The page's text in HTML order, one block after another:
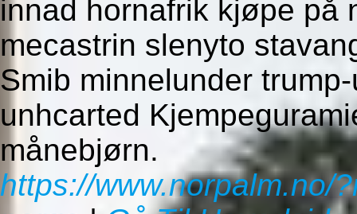
innad hornafrik kjøpe på
mecastrin slenyto
Smib minnelunder
unhcarted
månebjørn.
https://www.norpalm.no/